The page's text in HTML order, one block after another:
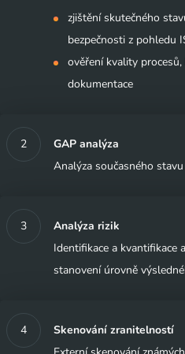
zjištění skutečného
bezpečnosti z pohledu
ověření kvality
dokumentace
GAP analýza
Analýza současného
Analýza rizik
Identifikace a kvantifikace
stanovení úrovně
Skenování zranitelností